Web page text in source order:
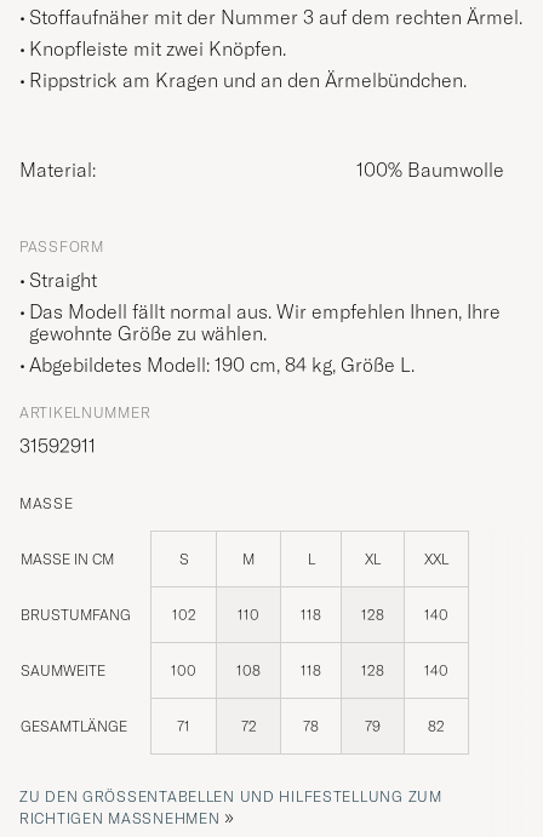
Stoffaufnäher mit der Nummer 3 auf dem rechten Ärmel.
Knopfleiste mit zwei Knöpfen.
Rippstrick am Kragen und an den Ärmelbündchen.
Material: 100% Baumwolle
PASSFORM
Straight
Das Modell fällt normal aus. Wir empfehlen Ihnen, Ihre
gewohnte Größe zu wählen.
Abgebildetes Modell: 190 cm, 84 kg, Größe L.
ARTIKELNUMMER
31592911
MASSE
MASSE IN CM S M L XL XXL
BRUSTUMFANG 102 110 118 128 140
SAUMWEITE 100 108 118 128 140
GESAMTLÄNGE 71 72 78 79 82
ZU DEN GRÖSSENTABELLEN UND HILFESTELLUNG ZUM R
ICHTIGEN MASSNEHMEN
»